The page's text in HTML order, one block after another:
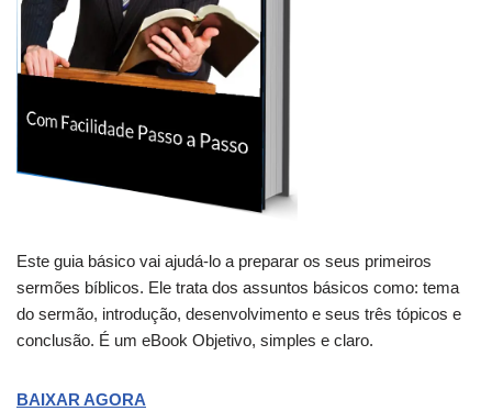
Este guia básico vai ajudá-lo a preparar os seus primeiros
sermões bíblicos. Ele trata dos assuntos básicos como: tema
do sermão, introdução, desenvolvimento e seus três tópicos e
conclusão. É um eBook Objetivo, simples e claro.
BAIXAR AGORA